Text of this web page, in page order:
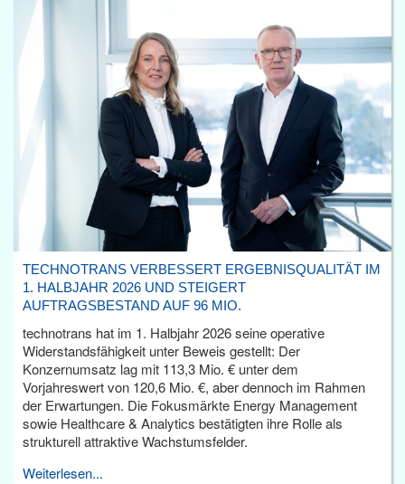
TECHNOTRANS VERBESSERT ERGEBNISQUALITÄT IM
1. HALBJAHR 2026 UND STEIGERT
AUFTRAGSBESTAND AUF 96 MIO.
technotrans hat im 1. Halbjahr 2026 seine operative
Widerstandsfähigkeit unter Beweis gestellt: Der
Konzernumsatz lag mit 113,3 Mio. € unter dem
Vorjahreswert von 120,6 Mio. €, aber dennoch im Rahmen
der Erwartungen. Die Fokusmärkte Energy Management
sowie Healthcare & Analytics bestätigten ihre Rolle als
strukturell attraktive Wachstumsfelder.
Weiterlesen...